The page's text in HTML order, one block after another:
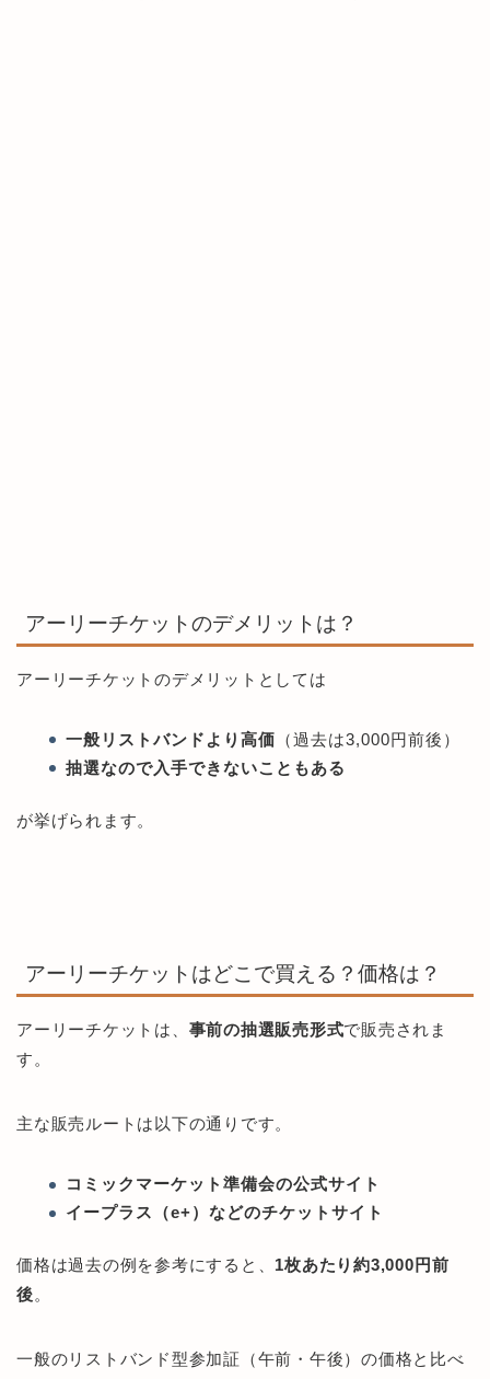
アーリーチケットのデメリットは？
アーリーチケットのデメリットとしては
一般リストバンドより高価 （過去は3,000円前後）
抽選なので入手できないこともある
が挙げられます。
アーリーチケットはどこで買える？価格は？
アーリーチケットは、 事前の抽選販売形式で販売されま
す。
主な販売ルートは以下の通りです。
コミックマーケット準備会の公式サイト
イープラス（e+）などのチケットサイト
価格は過去の例を参考にすると、 1枚あたり約3,000円前
後。
一般のリストバンド型参加証（午前・午後）の価格と比べ